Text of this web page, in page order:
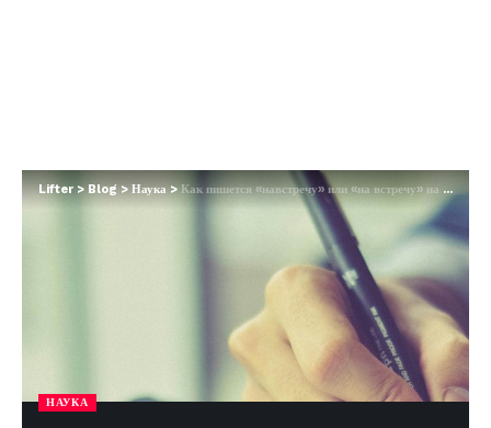
Lifter > Blog>Наука>Как пишется «навстречу» или «на встречу» на русском: слитно или раздельно?
НАУКА